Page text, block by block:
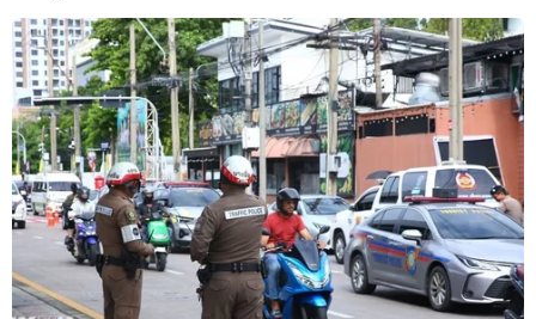
Hiện trường vụ đánh bom do phiến quân Taliban tiến hành tại
tỉnh Parwan , Afghanistan ngày 9/4. (Ảnh: THX/TTXVN)
Theo AFP, Hội đồng Bảo an Liên hợp quốc ngày
15/4 đã lên án Taliban của Afghanistan về tuyên
bố phát động cuộc tấn công mùa Xuân, đồng